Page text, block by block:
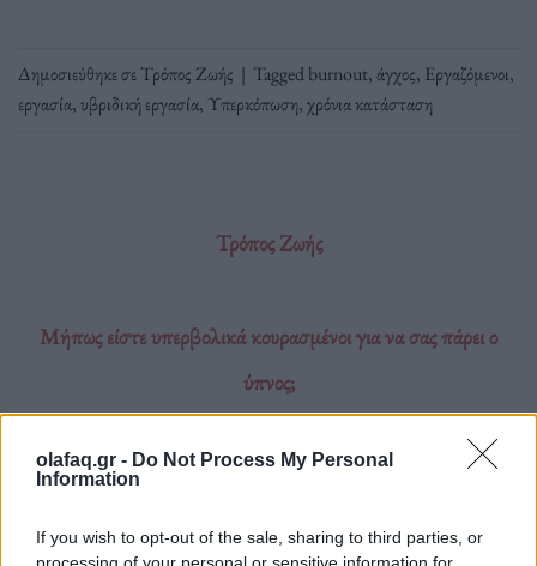
olafaq.gr - Do Not Process My Personal
Information
If you wish to opt-out of the sale, sharing to third parties, or
Δημοσιεύθηκε σεΤρόπος Ζωής | Taggedburnout,άγχος, Εργαζόμενοι,
εργασία,υβριδική εργασία, Υπερκόπωση,χρόνια κατάσταση
Τρόπος Ζωής
Μήπως είστε υπερβολικά κουρασμένοι για να σας πάρει ο
ύπνος;
Όλα έχουν να κάνουν με τη διαχείριση αυτού